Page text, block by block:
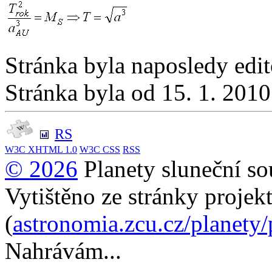
Stránka byla naposledy
Stránka byla od 15. 1.
RS
W3C XHTML 1.0 W3C CSS RSS
© 2026 Planety sluneční
Vytištěno ze stránky
(astronomia.zcu.cz/
Nahrávám...